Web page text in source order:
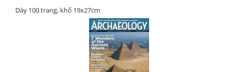
Dày 100 trang, khổ 19x27cm